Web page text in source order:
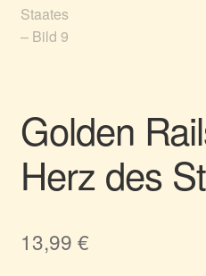
Golden
Herz des
13,99 €